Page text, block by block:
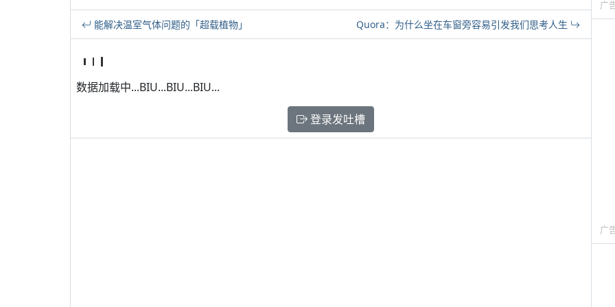
能解决温室气体问题的「超载植物」 Quora：为什么坐在车窗旁容易引发我们思考人生
数据加载中...BIU...BIU...BIU...
登录发吐槽
广
广